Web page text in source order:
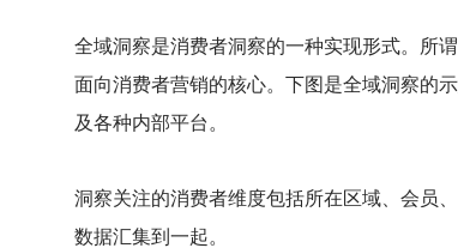
全域洞察是消费者洞察的一种实现形式。所
面向消费者营销的核心。下图是全域洞察的
及各种内部平台。
洞察关注的消费者维度包括所在区域、会员
数据汇集到一起。